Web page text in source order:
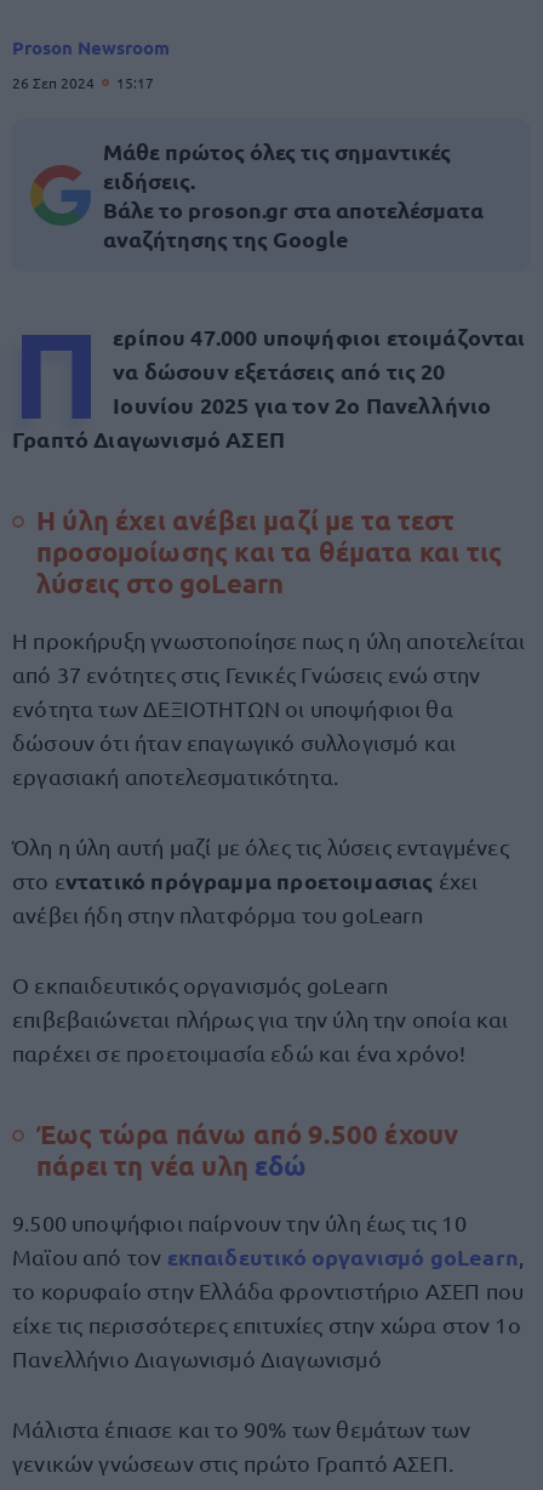
Proson Newsroom
26 Σεπ 2024 15:17
Μάθε πρώτος όλες τις σημαντικές
ειδήσεις.
Βάλε το proson.gr στα αποτελέσματα
αναζήτησης της Google
Π
ερίπου 47.000 υποψήφιοι ετοιμάζονται
να δώσουν εξετάσεις από τις 20
Ιουνίου 2025 για τον 2ο Πανελλήνιο
Γραπτό Διαγωνισμό ΑΣΕΠ
Η ύλη έχει ανέβει μαζί με τα τεστ
προσομοίωσης και τα θέματα και τις
λύσεις στο goLearn
Η προκήρυξη γνωστοποίησε πως η ύλη αποτελείται
από 37 ενότητες στις Γενικές Γνώσεις ενώ στην
ενότητα των ΔΕΞΙΟΤΗΤΩΝ οι υποψήφιοι θα
δώσουν ότι ήταν επαγωγικό συλλογισμό και
εργασιακή αποτελεσματικότητα.
Όλη η ύλη αυτή μαζί με όλες τις λύσεις ενταγμένες
στο εντατικό πρόγραμμα προετοιμασιας έχει
ανέβει ήδη στην πλατφόρμα του goLearn
Ο εκπαιδευτικός οργανισμός goLearn
επιβεβαιώνεται πλήρως για την ύλη την οποία και
παρέχει σε προετοιμασία εδώ και ένα χρόνο!
Έως τώρα πάνω από 9.500 έχουν
πάρει τη νέα υλη εδώ
9.500 υποψήφιοι παίρνουν την ύλη έως τις 10
Μαϊου από τον εκπαιδευτικό οργανισμό goLearn
το κορυφαίο στην Ελλάδα φροντιστήριο ΑΣΕΠ που
είχε τις περισσότερες επιτυχίες στην χώρα στον 1ο
Πανελλήνιο Διαγωνισμό Διαγωνισμό
Μάλιστα έπιασε και το 90% των θεμάτων των
γενικών γνώσεων στις πρώτο Γραπτό ΑΣΕΠ.